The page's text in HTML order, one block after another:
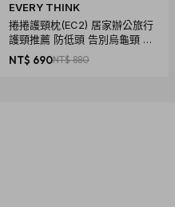
EVERY THINK
捲捲護頸枕(EC2) 居家辦公旅行
護頸推薦 防低頭 告別烏龜頸 頸
椎養護 多色可選
NT$ 690NT$ 880